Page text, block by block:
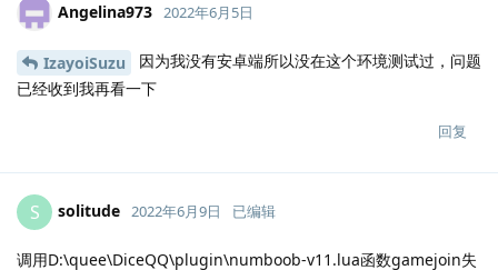
Angelina973 2022年6月5日
IzayoiSuzu
因为我没有安卓端所以没在这个环境测试过，问题
已经收到我再看一下
回复
S solitude 2022年6月9日 已编辑
调用D:\quee\DiceQQ\plugin\numboob-v11.lua函数gamejoin失